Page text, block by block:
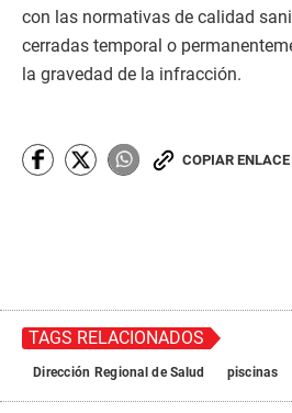
con las normativas de calidad
cerradas temporal o
la gravedad de la infracción.
COPIAR ENLACE
TAGS RELACIONADOS
Dirección Regional de Salud piscinas